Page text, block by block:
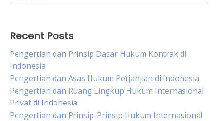
for:
Recent Posts
Pengertian dan Prinsip Dasar Hukum Kontrak di
Indonesia
Pengertian dan Asas Hukum Perjanjian di Indonesia
Pengertian dan Ruang Lingkup Hukum Internasional
Privat di Indonesia
Pengertian dan Prinsip-Prinsip Hukum Internasional